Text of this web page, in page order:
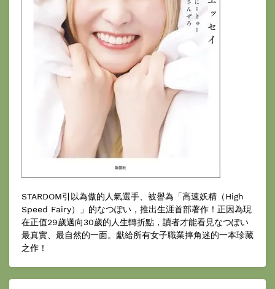
STARDOM引以為傲的人氣選手、被譽為「高速妖精（High
Speed Fairy）」的なつぽい，推出生涯首部著作！正因為現
在正值29歲邁向30歲的人生轉折點，讀者才能看見なつぽい
最真實、最自然的一面。獻給所有女子職業摔角迷的一本珍藏
之作！